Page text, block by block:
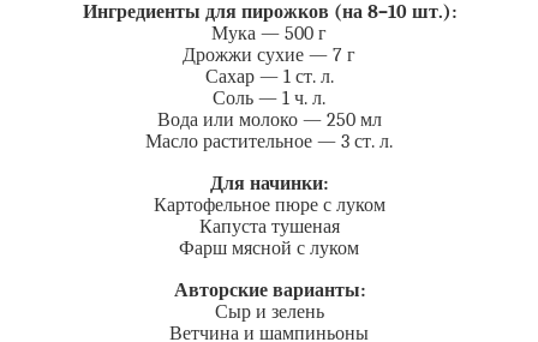
Ингредиенты для пирожков (на 8–10 шт.):
Мука — 500 г
Дрожжи сухие — 7 г
Сахар — 1 ст. л.
Соль — 1 ч. л.
Вода или молоко — 250 мл
Масло растительное — 3 ст. л.
Для начинки:
Картофельное пюре с луком
Капуста тушеная
Фарш мясной с луком
Авторские варианты:
Сыр и зелень
Ветчина и шампиньоны